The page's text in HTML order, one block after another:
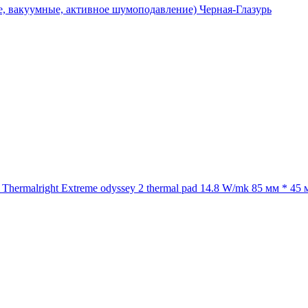
активное шумоподавление) Черная-Глазурь
Extreme odyssey 2 thermal pad 14.8 W/mk 85 мм *